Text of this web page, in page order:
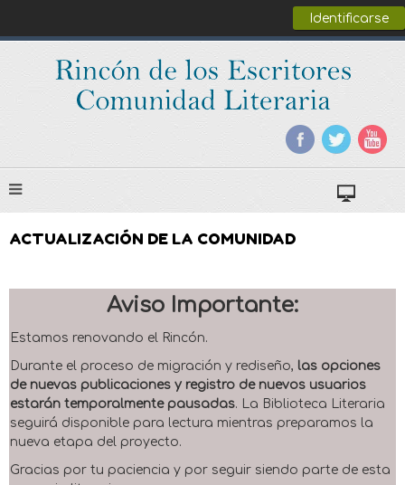
Identificarse
ACTUALIZACIÓN DE LA COMUNIDAD
Aviso Importante:
Estamos renovando el Rincón.
Durante el proceso de migración y rediseño, las opciones
de nuevas publicaciones y registro de nuevos usuarios
estarán temporalmente pausadas. La Biblioteca Literaria
seguirá disponible para lectura mientras preparamos la
nueva etapa del proyecto.
Gracias por tu paciencia y por seguir siendo parte de esta